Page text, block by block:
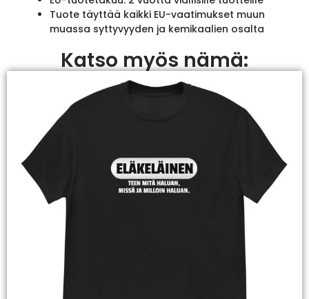
Tuote täyttää kaikki EU-vaatimukset muun
muassa syttyvyyden ja kemikaalien osalta
Katso myös nämä: